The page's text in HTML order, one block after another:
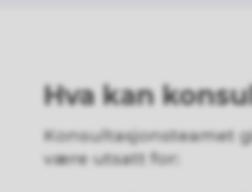
Hva kan
Konsultasjonsteamet
være utsatt for: